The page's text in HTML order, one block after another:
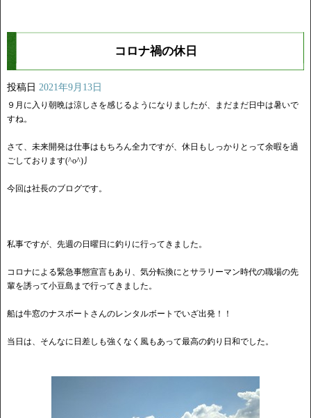
コロナ禍の休日
投稿日 2021年9月13日
９月に入り朝晩は涼しさを感じるようになりましたが、まだまだ日中は暑いで
すね。
さて、未来開発は仕事はもちろん全力ですが、休日もしっかりとって余暇を過
ごしております(^o^)丿
今回は社長のブログです。
私事ですが、先週の日曜日に釣りに行ってきました。
コロナによる緊急事態宣言もあり、気分転換にとサラリーマン時代の職場の先
輩を誘って小豆島まで行ってきました。
船は牛窓のナスボートさんのレンタルボートでいざ出発！！
当日は、そんなに日差しも強くなく風もあって最高の釣り日和でした。